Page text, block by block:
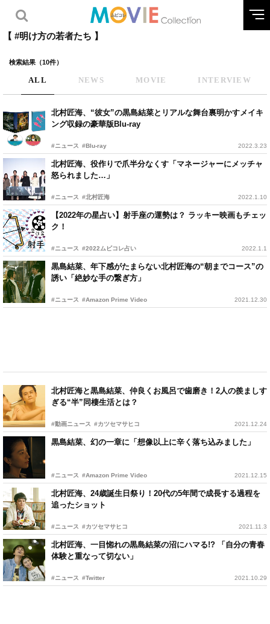
【 #明け方の若者たち 】
検索結果（10件）
ALL NEWS MOVIE INTERVIEW
北村匠海、“彼女”の黒島結菜とリアルな舞台裏明かすメイキ
ング収録の豪華版Blu-ray
#ニュース #Blu-ray 2022.3.23
北村匠海、役作りで爪半分なくす「マネージャーにメッチャ
怒られました…」
#ニュース #北村匠海 2022.1.10
【2022年の星占い】射手座の運勢は？ ラッキー映画もチェッ
ク！
#ニュース #2022ムビコレ占い 2022.1.1
黒島結菜、年下感がたまらない北村匠海の“朝までコース”の
誘い「絶妙な手の繋ぎ方」
#ニュース #Amazon Prime Video 2021.12.30
北村匠海と黒島結菜、仲良くお風呂で歯磨き！2人の羨ましす
ぎる“半”同棲生活とは？
#動画ニュース #カツセマサヒコ 2021.12.24
黒島結菜、幻の一章に「想像以上に辛く落ち込みました」
#ニュース #Amazon Prime Video 2021.12.15
北村匠海、24歳誕生日祭り！20代の5年間で成長する過程を
追ったショット
#ニュース #カツセマサヒコ 2021.11.3
北村匠海、一目惚れの黒島結菜の沼にハマる!? 「自分の青春
体験と重なって切ない」
#ニュース #Twitter 2021.10.29